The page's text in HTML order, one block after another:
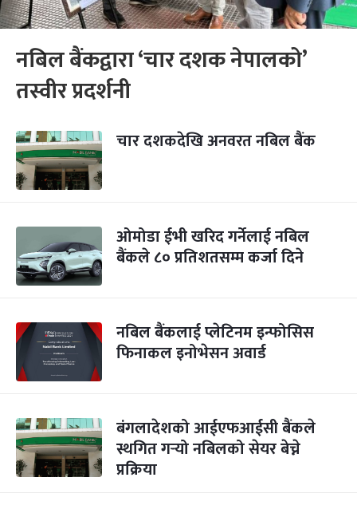
नबिल बैंकद्वारा ‘चार दशक नेपालको’
तस्वीर प्रदर्शनी
चार दशकदेखि अनवरत नबिल बैंक
ओमोडा ईभी खरिद गर्नेलाई नबिल
बैंकले ८० प्रतिशतसम्म कर्जा दिने
नबिल बैंकलाई प्लेटिनम इन्फोसिस
फिनाकल इनोभेसन अवार्ड
बंगलादेशको आईएफआईसी बैंकले
स्थगित गर्‍यो नबिलको सेयर बेच्ने
प्रक्रिया